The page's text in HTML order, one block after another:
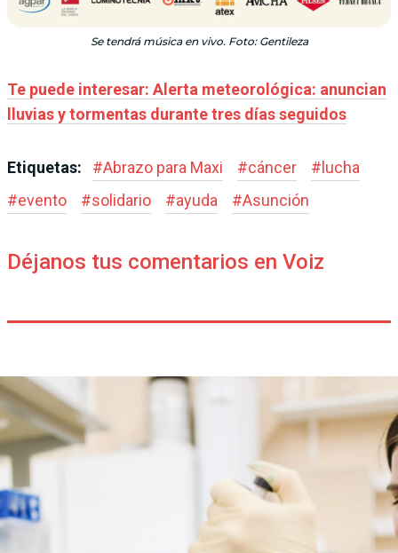
Se tendrá música en vivo. Foto: Gentileza
Te puede interesar: Alerta meteorológica: anuncian
lluvias y tormentas durante tres días seguidos
Etiquetas: #Abrazo para Maxi #cáncer # lucha
#evento #solidario #ayuda #Asunción
Déjanos tus comentarios en Voiz